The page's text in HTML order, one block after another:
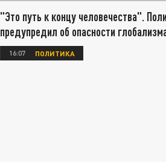
"Это путь к концу человечества".
предупредил об опасности
16:07 ПОЛИТИКА